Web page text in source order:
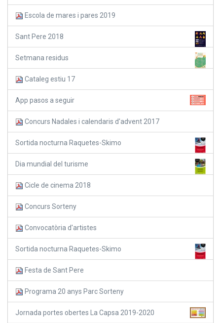
Escola de mares i pares 2019
Sant Pere 2018
Setmana residus
Cataleg estiu 17
App pasos a seguir
Concurs Nadales i calendaris d'advent 2017
Sortida nocturna Raquetes-Skimo
Dia mundial del turisme
Cicle de cinema 2018
Concurs Sorteny
Convocatòria d'artistes
Sortida nocturna Raquetes-Skimo
Festa de Sant Pere
Programa 20 anys Parc Sorteny
Jornada portes obertes La Capsa 2019-2020